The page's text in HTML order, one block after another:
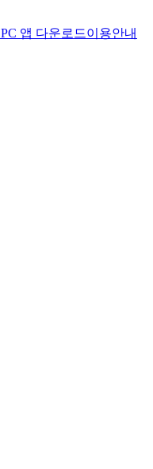
PC 앱 다운로드이용안내